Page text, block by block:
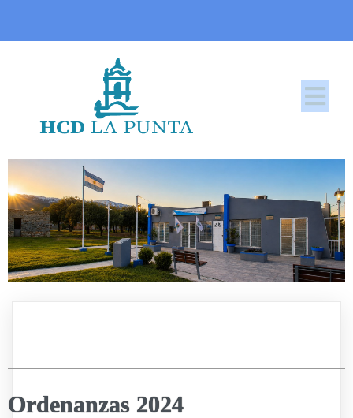
Ordenanzas 2024